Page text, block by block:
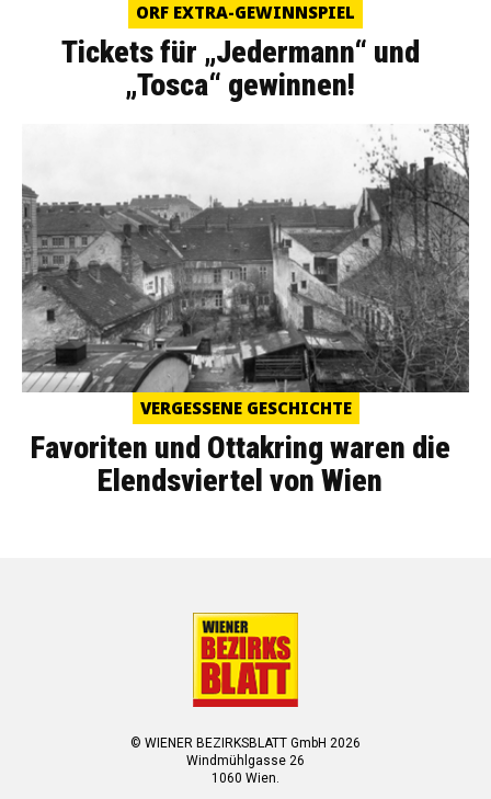
ORF EXTRA-GEWINNSPIEL
Tickets für „Jedermann“ und
„Tosca“ gewinnen!
VERGESSENE GESCHICHTE
Favoriten und Ottakring waren die
Elendsviertel von Wien
© WIENER BEZIRKSBLATT GmbH 2026
Windmühlgasse 26
1060 Wien.